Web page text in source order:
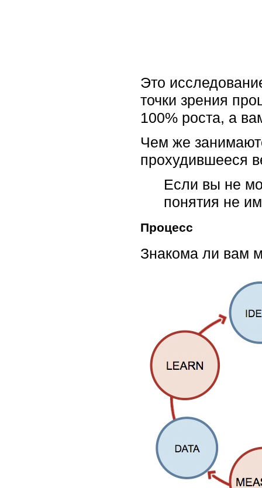
Это
точки зрения
100% роста, а
Чем же
прохудившееся
Если вы не
понятия не
Процесс
Знакома ли вам